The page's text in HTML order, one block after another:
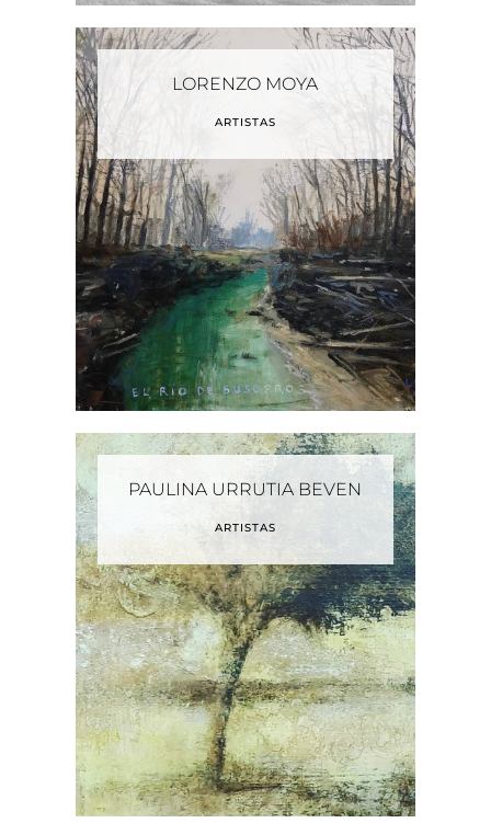
LORENZO MOYA
ARTISTAS
PAULINA URRUTIA BEVEN
ARTISTAS